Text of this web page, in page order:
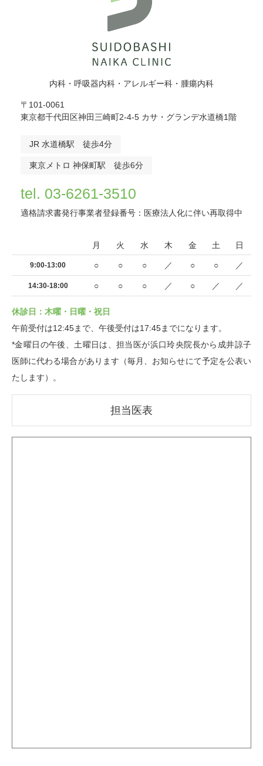
内科・呼吸器内科・アレルギー科・腫瘍内科
〒101-0061
東京都千代田区神田三崎町2-4-5 カサ・グランデ水道橋1階
JR 水道橋駅 徒歩4分
東京メトロ 神保町駅 徒歩6分
tel. 03-6261-3510
適格請求書発行事業者登録番号：医療法人化に伴い再取得中
月 火 水 木 金 土 日
9:00-13:00 ○ ○ ○ ／ ○ ○ ／
14:30-18:00 ○ ○ ○ ／ ○ ／ ／
休診日：木曜・日曜・祝日
午前受付は12:45まで、午後受付は17:45までになります。
*金曜日の午後、土曜日は、担当医が浜口玲央院長から成井諒子
医師に代わる場合があります（毎月、お知らせにて予定を公表い
たします）。
担当医表